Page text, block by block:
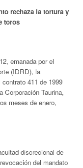
rechaza la tortura y
toros
emanada por el
(IDRD), la
411 de 1999
Corporación Taurina,
meses de enero,
discrecional de
del mandato